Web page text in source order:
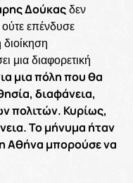
Δούκαςδεν
ούτε επένδυσε
μια διαφορετική
μια πόλη που θα
διαφάνεια,
πολιτών. Κυρίως,
Το μήνυμα ήταν
Αθήνα μπορούσε να